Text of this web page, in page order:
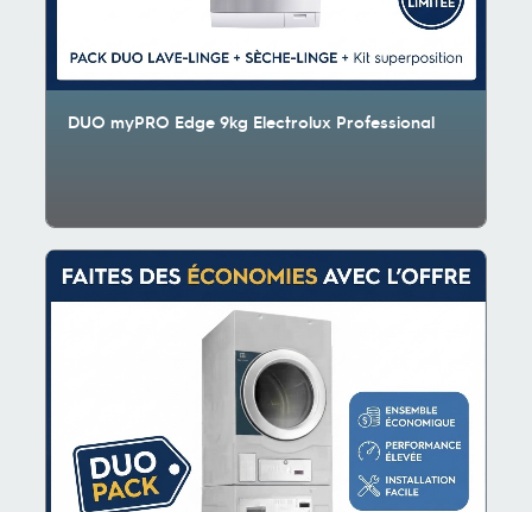
DUO myPRO Edge 9kg Electrolux Professional